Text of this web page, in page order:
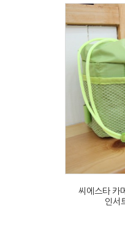
씨에스타 카
인서